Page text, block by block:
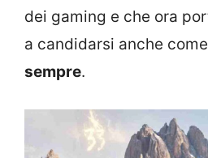
dei gaming e che ora
a candidarsi anche come
sempre.